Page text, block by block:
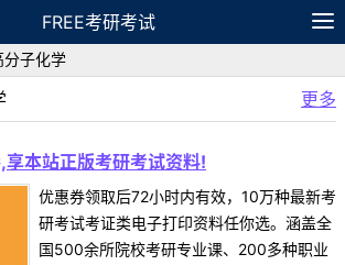
FREE考研考试
专题
子化学
更多
本站正版考研考试资料!
优惠券领取后72小时内有效，10万种最新考
研考试考证类电子打印资料任你选。涵盖全
国500余所院校考研专业课、200多种职业